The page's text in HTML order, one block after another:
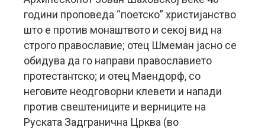
години проповеда “поетско” христијанство
што е против монаштвото и секој вид на
строго православие; отец Шмеман јасно се
обидува да го направи православието
протестантско; и отец Маендорф, со
неговите неодговорни клевети и напади
против свештениците и верниците на
Руската Задгранична Црква (во